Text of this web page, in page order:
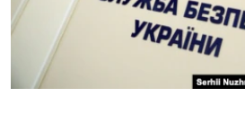
ВІДЕОУРОКИ «ELIFBE»
СВІДЧЕННЯ ОКУПАЦІЇ
УКРАЇНСЬКА ПРОБЛЕМА КРИМУ
Русский
Qırımtatar